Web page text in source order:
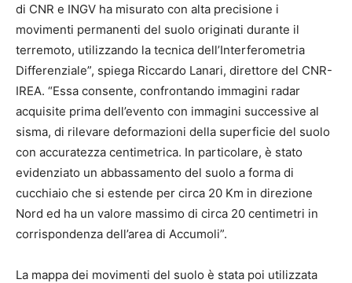
di CNR e INGV ha misurato con alta precisione i
movimenti permanenti del suolo originati durante il
terremoto, utilizzando la tecnica dell’Interferometria
Differenziale”, spiega Riccardo Lanari, direttore del CNR-
IREA. “Essa consente, confrontando immagini radar
acquisite prima dell’evento con immagini successive al
sisma, di rilevare deformazioni della superficie del suolo
con accuratezza centimetrica. In particolare, è stato
evidenziato un abbassamento del suolo a forma di
cucchiaio che si estende per circa 20 Km in direzione
Nord ed ha un valore massimo di circa 20 centimetri in
corrispondenza dell’area di Accumoli”.
La mappa dei movimenti del suolo è stata poi utilizzata